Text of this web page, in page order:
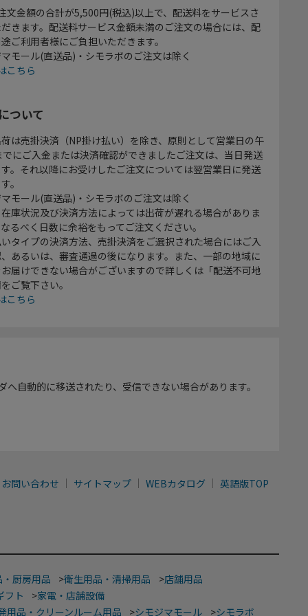
文金額の合計が5,500円(税込)以上で、配送料をサービスさ
きます。配送料サービス金額未満のご注文の場合には、配
ご利用者様にご負担いただきます。
モール(直送品)・シモラボのご注文は除く
こちら
ついて
は売掛決済（NP掛け払い）を除き、原則として営業日の午
にご入金または決済確認ができましたご注文は、当日発送
。それ以降にお受けしたご注文については翌営業日に発送
。
モール(直送品)・シモラボのご注文は除く
庫状況及び決済方法によっては出荷が遅れる場合がありま
るべく日数に余裕をもってご注文ください。
タイプの決済方法、売掛決済をご選択された場合にはご入
あるいは、審査通過の後になります。また、一部の地域に
届けできない場合がございますので詳しくは「配送不可地
ご覧下さい。
こちら
自動的に移送されたり、受信できない場合があります。
お問い合わせ サイトマップ WEBカタログ 英語版TOP
厨房用品 >衛生用品・清掃用品 >店舗用品
フト
>家電・店舗設備
用品・クリーンルーム用品
>シモジマモール >シモラボ